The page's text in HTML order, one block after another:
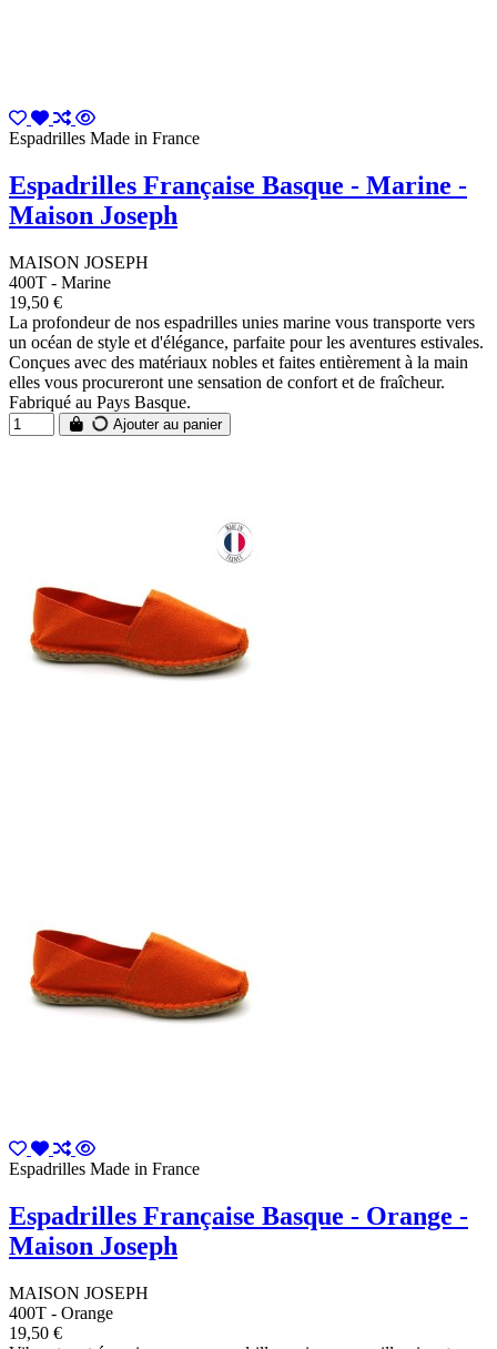
Espadrilles Made in France
Espadrilles Française Basque - Marine -
Maison Joseph
MAISON JOSEPH
400T - Marine
19,50 €
La profondeur de nos espadrilles unies marine vous transporte vers
un océan de style et d'élégance, parfaite pour les aventures estivales.
Conçues avec des matériaux nobles et faites entièrement à la main
elles vous procureront une sensation de confort et de fraîcheur.
Fabriqué au Pays Basque.
Ajouter au panier
Espadrilles Made in France
Espadrilles Française Basque - Orange -
Maison Joseph
MAISON JOSEPH
400T - Orange
19,50 €